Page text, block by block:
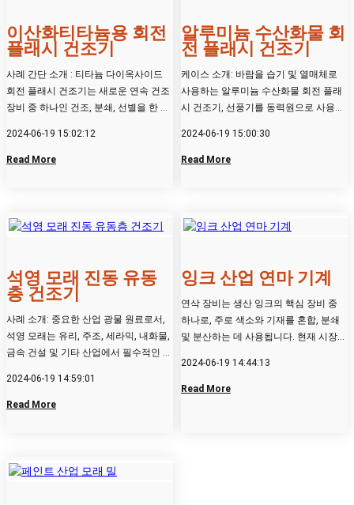
이산화티타늄용 회전
플래시 건조기
사례 간단 소개 : 티타늄 다이옥사이드
회전 플래시 건조기는 새로운 연속 건조
장비 중 하나인 건조, 분쇄, 선별을 한 번
2024-06-19 15:02:12
Read More
알루미늄 수산화물 회
전 플래시 건조기
케이스 소개: 바람을 습기 및 열매체로
사용하는 알루미늄 수산화물 회전 플래
시 건조기, 선풍기를 동력원으로 사용하
2024-06-19 15:00:30
Read More
석영 모래 진동 유동
층 건조기
사례 소개: 중요한 산업 광물 원료로서,
석영 모래는 유리, 주조, 세라믹, 내화물,
금속 건설 및 기타 산업에서 필수적인 준
2024-06-19 14:59:01
Read More
잉크 산업 연마 기계
연삭 장비는 생산 잉크의 핵심 장비 중
하나로, 주로 색소와 기재를 혼합, 분쇄
및 분산하는 데 사용됩니다. 현재 시장에
2024-06-19 14:44:13
Read More